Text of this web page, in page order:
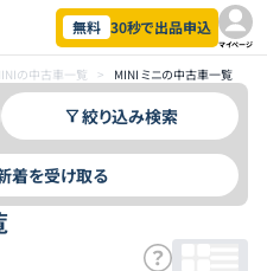
無料 30秒で出品申込
マイページ
の中古車一覧 > MINI ミニの中古車一覧
絞り込み検索
着を受け取る